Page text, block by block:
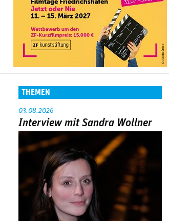
THEMEN
03.08.2026
Interview mit Sandra Wollner